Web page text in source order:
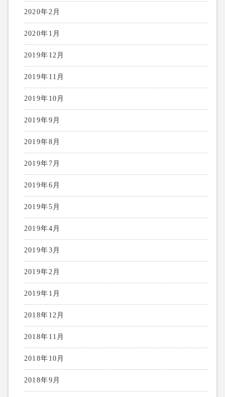
2020年2月
2020年1月
2019年12月
2019年11月
2019年10月
2019年9月
2019年8月
2019年7月
2019年6月
2019年5月
2019年4月
2019年3月
2019年2月
2019年1月
2018年12月
2018年11月
2018年10月
2018年9月